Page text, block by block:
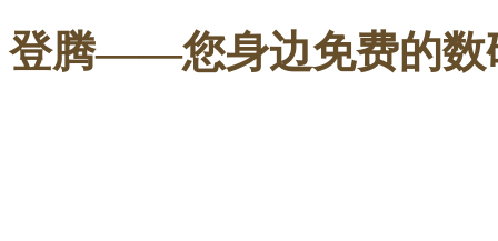
登腾——您身边免费的数